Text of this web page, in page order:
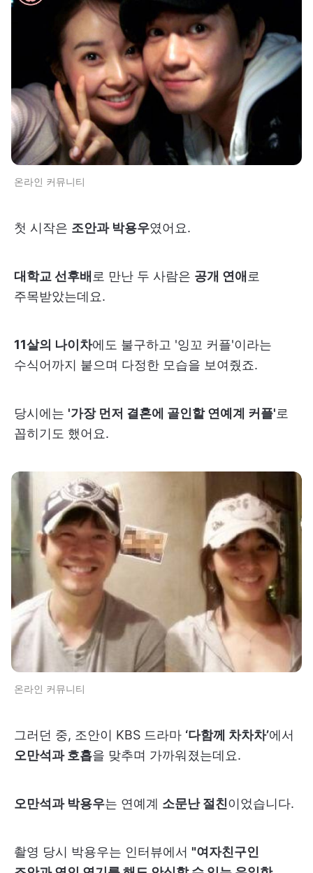
온라인 커뮤니티
첫 시작은 조안과 박용우였어요.
대학교 선후배 로 만난 두 사람은 공개 연애 로
주목받았는데요.
11살의 나이차에도 불구하고 '잉꼬 커플'이라는
수식어까지 붙으며 다정한 모습을 보여줬죠.
당시에는 '가장 먼저 결혼에 골인할 연예계 커플'로
꼽히기도 했어요.
온라인 커뮤니티
그러던 중, 조안이 KBS 드라마 ‘다함께 차차차’에서
오만석과 호흡을 맞추며 가까워졌는데요.
오만석과 박용우는 연예계 소문난 절친이었습니다.
촬영 당시 박용우는 인터뷰에서 "여자친구인